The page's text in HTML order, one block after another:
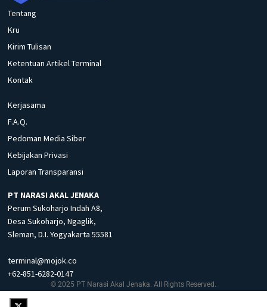
Tentang
Kru
Kirim Tulisan
Ketentuan Artikel Terminal
Kontak
Kerjasama
F.A.Q.
Pedoman Media Siber
Kebijakan Privasi
Laporan Transparansi
PT NARASI AKAL JENAKA
Perum Sukoharjo Indah A8,
Desa Sukoharjo, Ngaglik,
Sleman, D.I. Yogyakarta 55581
terminal@mojok.co
+62-851-6282-0147
© 2025 PT Narasi Akal Jenaka. All Rights Reserved.